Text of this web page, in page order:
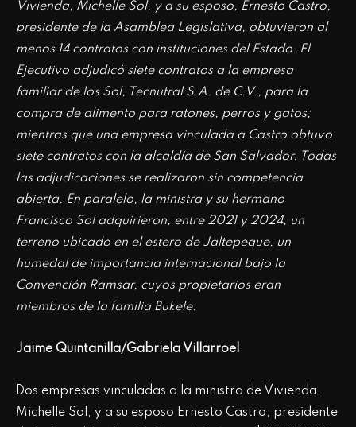
Vivienda, Michelle Sol, y a su esposo, Ernesto Castro,
presidente de la Asamblea Legislativa, obtuvieron al
menos 14 contratos con instituciones del Estado. El
Ejecutivo adjudicó siete contratos a la empresa
familiar de los Sol, Tecnutral S.A. de C.V., para la
compra de alimento para ratones, perros y gatos;
mientras que una empresa vinculada a Castro obtuvo
siete contratos con la alcaldía de San Salvador. Todas
las adjudicaciones se realizaron sin competencia
abierta. En paralelo, la ministra y su hermano
Francisco Sol adquirieron, entre 2021 y 2024, un
terreno ubicado en el estero de Jaltepeque, un
humedal de importancia internacional bajo la
Convención Ramsar, cuyos propietarios eran
miembros de la familia Bukele.
Jaime Quintanilla/Gabriela Villarroel
Dos empresas vinculadas a la ministra de Vivienda,
Michelle Sol, y a su esposo Ernesto Castro, presidente